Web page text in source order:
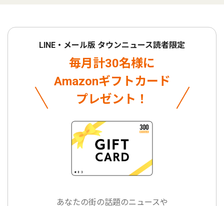
LINE・メール版 タウンニュース読者限定
毎月計30名様に
Amazonギフトカード
プレゼント！
あなたの街の話題のニュースや